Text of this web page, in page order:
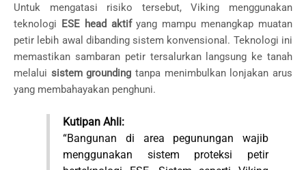
Untuk mengatasi risiko tersebut, Viking menggunakan
teknologi ESE head aktifyang mampu menangkap muatan
petir lebih awal dibanding sistem konvensional. Teknologi ini
memastikan sambaran petir tersalurkan langsung ke tanah
melalui sistem grounding tanpa menimbulkan lonjakan arus
yang membahayakan penghuni.
Kutipan Ahli:
“Bangunan di area pegunungan wajib
menggunakan sistem proteksi petir